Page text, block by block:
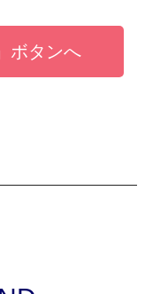
ボタンへ